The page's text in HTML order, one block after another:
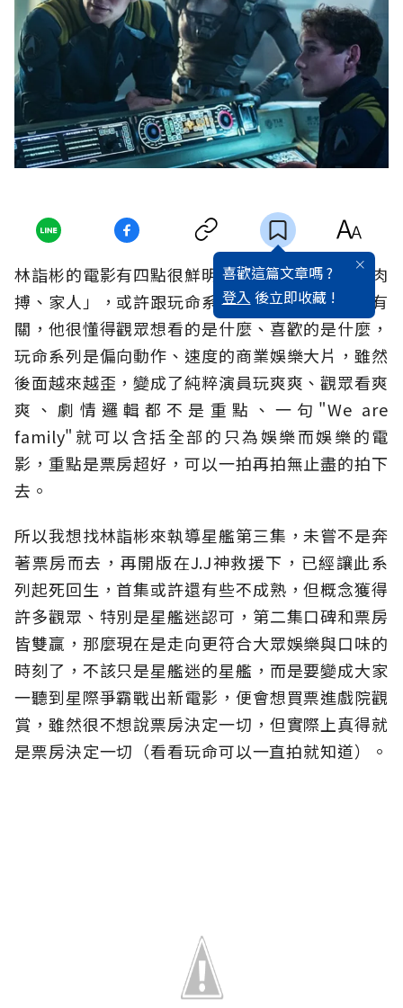
喜歡這篇文章嗎 ?
登入 後立即收藏 !
林詣彬的電影有四點很鮮明特色「音樂、飆車、肉
搏、家人」，或許跟玩命系列需要高度娛樂元素有
關，他很懂得觀眾想看的是什麼、喜歡的是什麼，
玩命系列是偏向動作、速度的商業娛樂大片，雖然
後面越來越歪，變成了純粹演員玩爽爽、觀眾看爽
爽、劇情邏輯都不是重點、一句"We are
family"就可以含括全部的只為娛樂而娛樂的電
影，重點是票房超好，可以一拍再拍無止盡的拍下
去。
所以我想找林詣彬來執導星艦第三集，未嘗不是奔
著票房而去，再開版在J.J神救援下，已經讓此系
列起死回生，首集或許還有些不成熟，但概念獲得
許多觀眾、特別是星艦迷認可，第二集口碑和票房
皆雙贏，那麼現在是走向更符合大眾娛樂與口味的
時刻了，不該只是星艦迷的星艦，而是要變成大家
一聽到星際爭霸戰出新電影，便會想買票進戲院觀
賞，雖然很不想說票房決定一切，但實際上真得就
是票房決定一切（看看玩命可以一直拍就知道）。